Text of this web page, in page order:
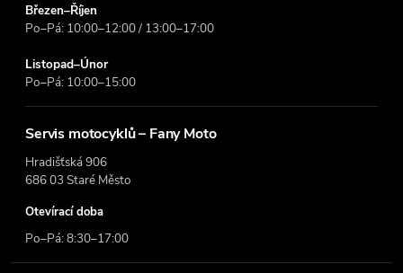
Březen–Říjen
Po–Pá: 10:00–12:00 / 13:00–17:00
Listopad–Únor
Po–Pá: 10:00–15:00
Servis motocyklů – Fany Moto
Hradišťská 906
686 03 Staré Město
Otevírací doba
Po–Pá: 8:30–17:00